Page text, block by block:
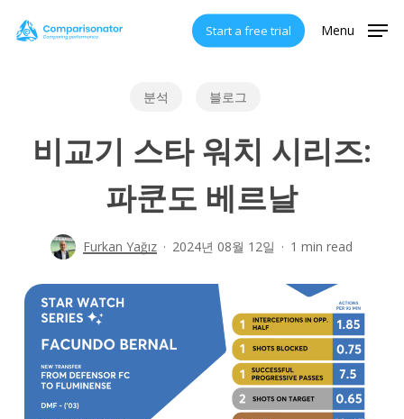
Start a free trial Menu
분석 블로그
비교기 스타 워치 시리즈:
파쿤도 베르날
Furkan Yağız 2024년 08월 12일 1 min read